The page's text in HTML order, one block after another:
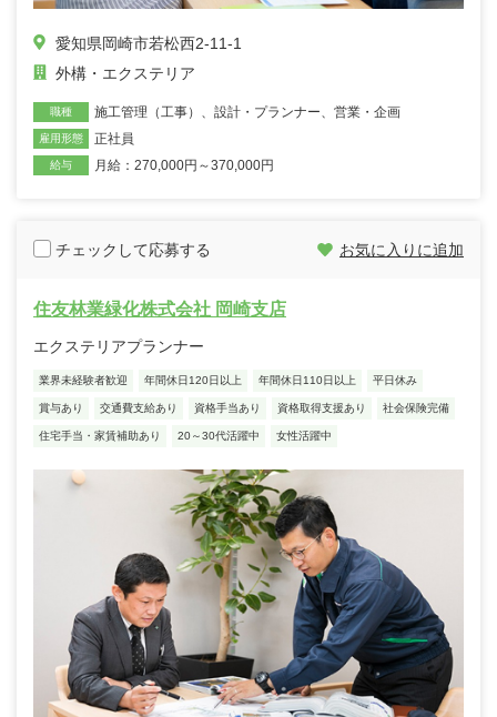
愛知県岡崎市若松西2-11-1
外構・エクステリア
職種 施工管理（工事） 、 設計・プランナー、 営業・企画
雇用形態 正社員
給与 月給：270,000円～370,000円
チェックして応募する お気に入りに追加
住友林業緑化株式会社 岡崎支店
エクステリアプランナー
業界未経験者歓迎 年間休日120日以上 年間休日110日以上 平日休み
賞与あり 交通費支給あり 資格手当あり 資格取得支援あり 社会保険完備
住宅手当・家賃補助あり 20～30代活躍中 女性活躍中